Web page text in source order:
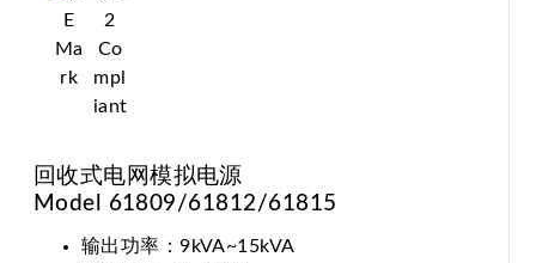
回收式电网模拟电源
Model 61809/61812/61815
输出功率：9kVA~15kVA